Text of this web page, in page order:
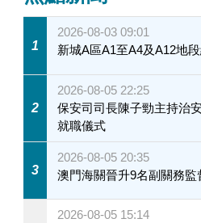
1
2026-08-03 09:01
新城A區A1至A4及A12地
2
2026-08-05 22:25
保安司司長陳子勁主持治
就職儀式
3
2026-08-05 20:35
澳門海關晉升9名副關務監
2026-08-05 15:14